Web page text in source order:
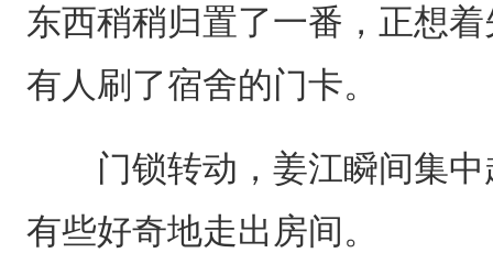
东西稍稍归置了一番，正想
有人刷了宿舍的门卡。
门锁转动，姜江瞬间集中
有些好奇地走出房间。